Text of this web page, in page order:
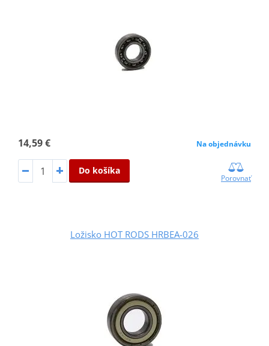
14,59 € Na objednávku
Do košíka
Porovnať
Ložisko HOT RODS HRBEA-026